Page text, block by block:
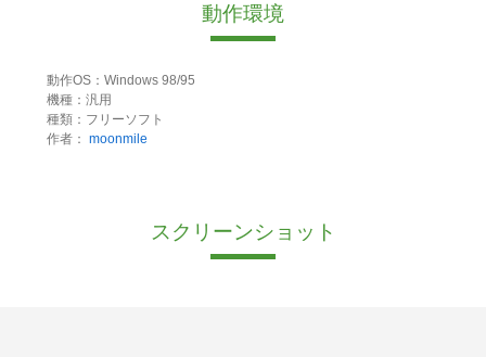
動作環境
動作OS：Windows 98/95
機種：汎用
種類：フリーソフト
作者： moonmile
スクリーンショット